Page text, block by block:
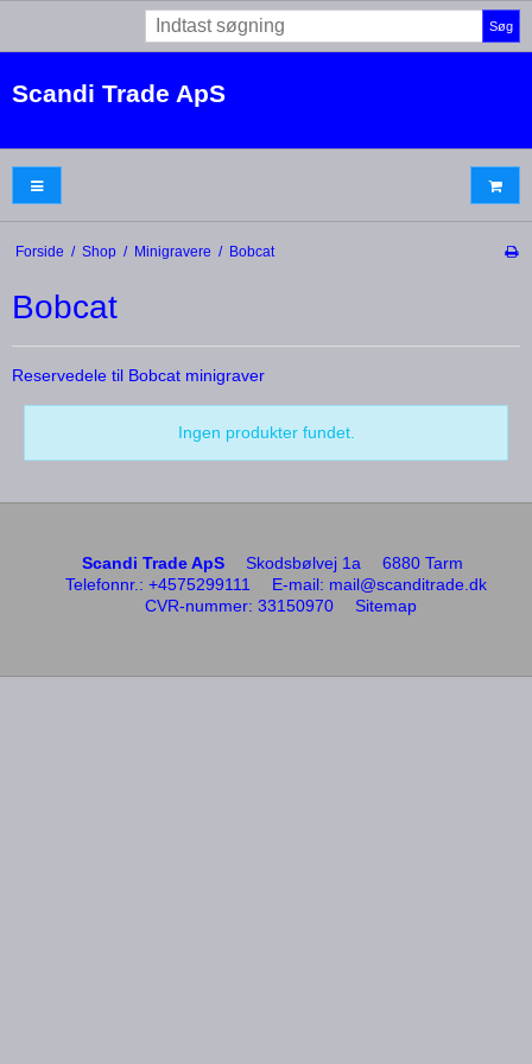
Søg
Scandi Trade ApS
Forside / Shop / Minigravere / Bobcat
Bobcat
Reservedele til Bobcat minigraver
Ingen produkter fundet.
Scandi Trade ApS Skodsbølvej 1a
6880 Tarm
Telefonnr. : +4575299111 E-mail: mail@scanditrade.dk
CVR-nummer: 33150970 Sitemap